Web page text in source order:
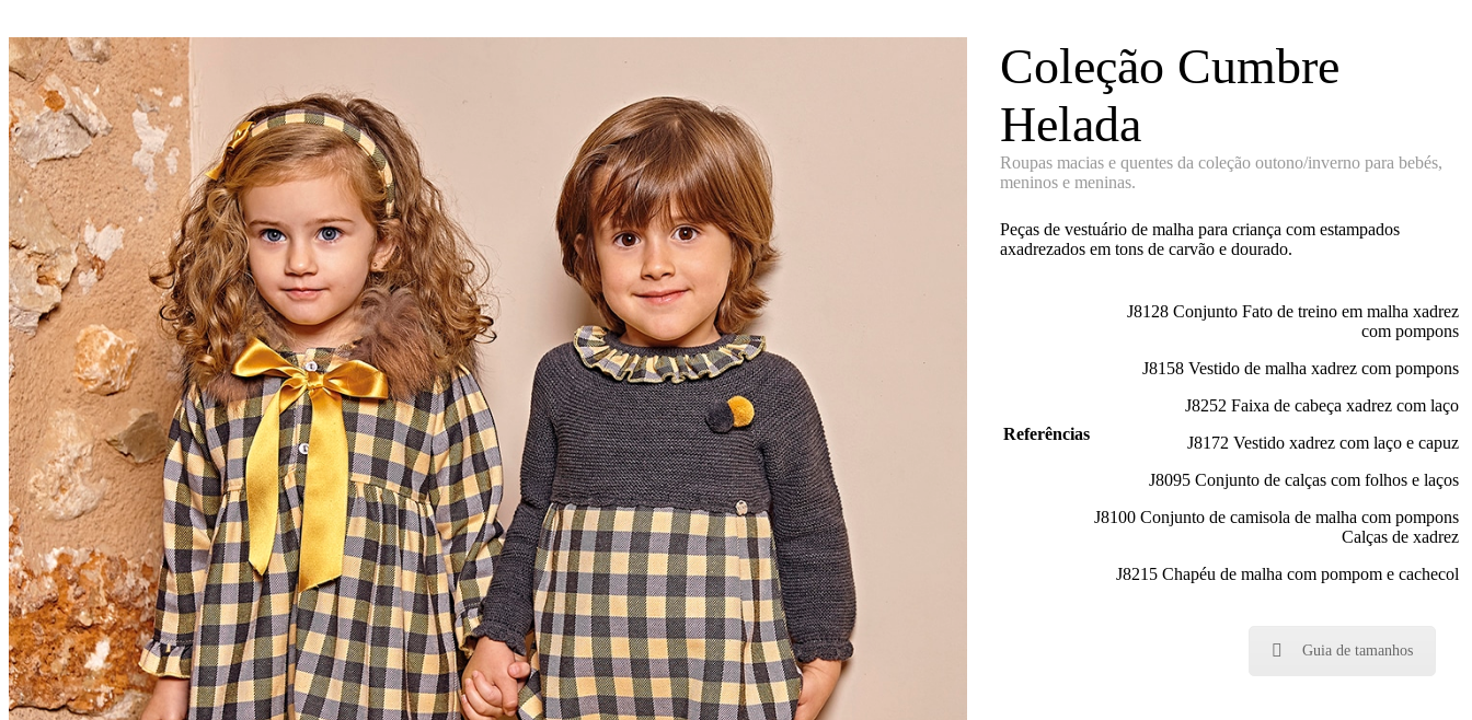
Coleção Cumbre
Helada
Roupas macias e quentes da coleção outono/inverno para bebés,
meninos e meninas.
Peças de vestuário de malha para criança com estampados
axadrezados em tons de carvão e dourado.
Referências
J8128 Conjunto Fato de treino em malha xadrez
com pompons
J8158 Vestido de malha xadrez com pompons
J8252 Faixa de cabeça xadrez com laço
J8172 Vestido xadrez com laço e capuz
J8095 Conjunto de calças com folhos e laços
J8100 Conjunto de camisola de malha com pompons
Calças de xadrez
J8215 Chapéu de malha com pompom e cachecol
Guia de tamanhos